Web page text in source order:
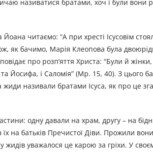
називатися братами, хоч і були вони
читаємо: “А при хресті Ісусовім
як бачимо, Марія Клеопова була
про розп’яття Христа: “Були й
Йосифа, і Саломія” (Мр. 15, 40). З цього
називали братами Ісуса, як про це
одну давали на храм, другу – на
на батьків Пречистої Діви. Прожили
жидів уважалося це карою за гріхи. У